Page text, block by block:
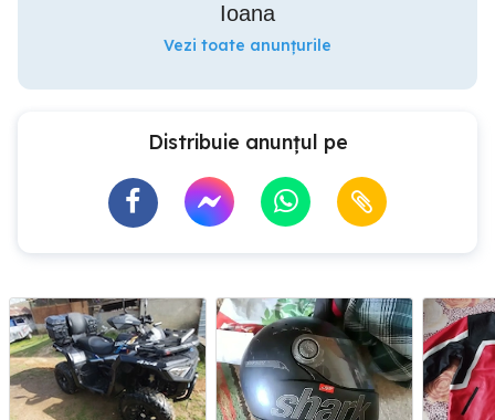
Ioana
Vezi toate anunțurile
Distribuie anunțul pe